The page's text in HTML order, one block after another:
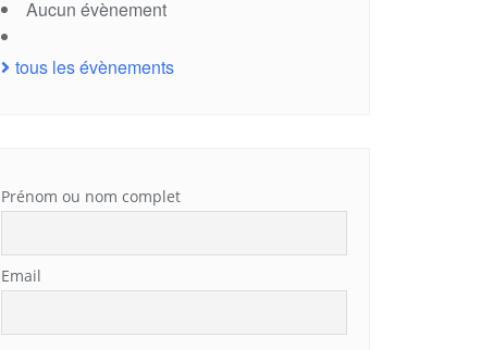
Aucun évènement
tous les évènements
Prénom ou nom complet
Email